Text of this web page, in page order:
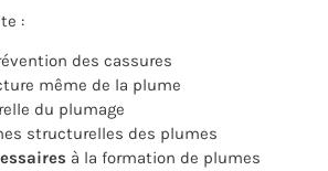
:
des cassures
même de la plume
du plumage
structurelles des plumes
à la formation de plumes